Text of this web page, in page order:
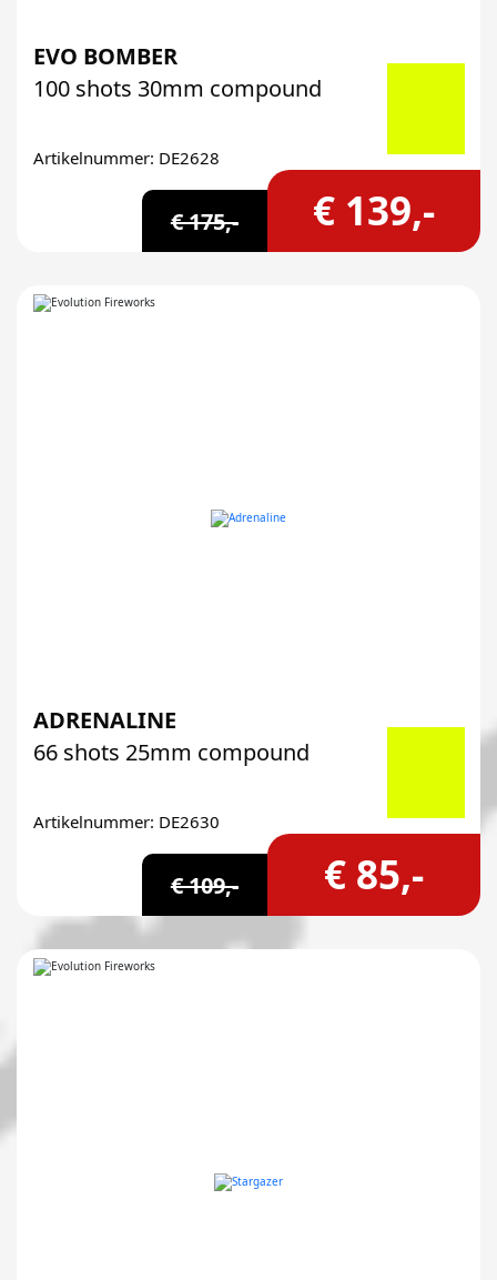
EVO BOMBER
100 shots 30mm compound
Artikelnummer: DE2628
€ 175,- € 139,-
ADRENALINE
66 shots 25mm compound
Artikelnummer: DE2630
€ 109,- € 85,-